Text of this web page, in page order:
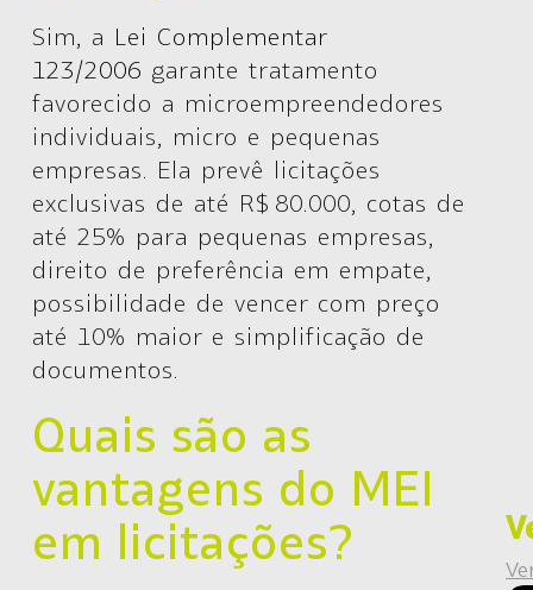
Sim, a Lei Complementar
123/2006 garante tratamento
favorecido a microempreendedores
individuais, micro e pequenas
empresas. Ela prevê licitações
exclusivas de até R$ 80.000, cotas de
até 25% para pequenas empresas,
direito de preferência em empate,
possibilidade de vencer com preço
até 10% maior e simplificação de
documentos.
Quais são as
vantagens do MEI
em licitações?